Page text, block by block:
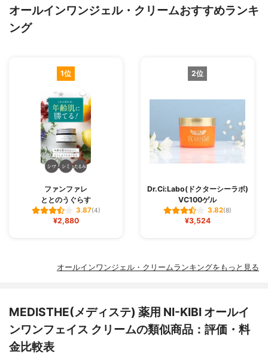
オールインワンジェル・クリームおすすめランキ
ング
1位
ファンファレ
ととのうぐらす
3.87(4)
¥2,880
2位
Dr.Ci:Labo(ドクターシーラボ)
VC100ゲル
3.82(8)
¥3,524
オールインワンジェル・クリームランキングをもっと見る
MEDISTHE(メディステ) 薬用 NI-KIBI オールイ
ンワンフェイス クリームの類似商品：評価・料
金比較表